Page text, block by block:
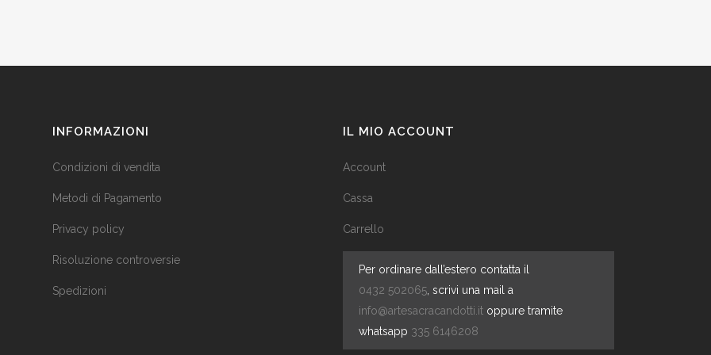
INFORMAZIONI
Condizioni di vendita
Metodi di Pagamento
Privacy policy
Risoluzione controversie
Spedizioni
IL MIO ACCOUNT
Account
Cassa
Carrello
Per ordinare dall’estero contatta il
0432 502065, scrivi una mail a
info@artesacracandotti.it oppure tramite
whatsapp 335 6146208